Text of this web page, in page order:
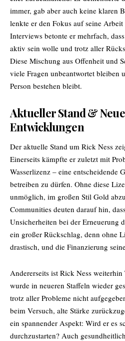
immer, gab aber auch keine klaren
lenkte er den Fokus auf seine
Interviews betonte er mehrfach,
aktiv sein wolle und trotz aller
Diese Mischung aus Offenheit und
viele Fragen unbeantwortet bleiben
Person bestehen bleibt.
Aktueller Stand &
Entwicklungen
Der aktuelle Stand um Rick Ness
Einerseits kämpfte er zuletzt mit
Wasserlizenz – eine entscheidende
betreiben zu dürfen. Ohne diese
unmöglich, im großen Stil Gold
Communities deuten darauf hin,
Unsicherheiten bei der Erneuerung
ein großer Rückschlag, denn ohne
drastisch, und die Finanzierung
Andererseits ist Rick Ness weiterhin
wurde in neueren Staffeln wieder
trotz aller Probleme nicht
beim Versuch, alte Stärke
ein spannender Aspekt: Wird er es
durchzustarten? Auch